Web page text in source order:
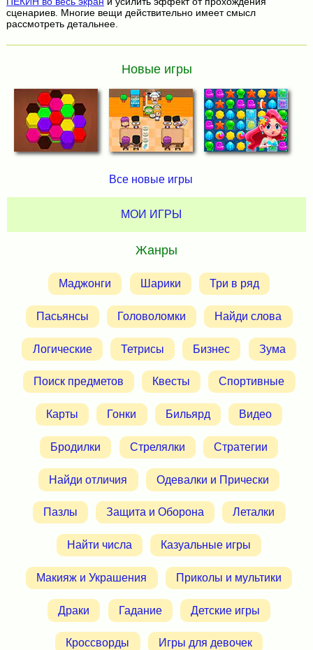
сценариев. Многие вещи действительно имеет смысл
рассмотреть детальнее.
Новые игры
Все новые игры
МОИ ИГРЫ
Жанры
Маджонги Шарики Три в ряд
Пасьянсы Головоломки Найди слова
Логические Тетрисы Бизнес Зума
Поиск предметов Квесты Спортивные
Карты Гонки Бильярд Видео
Бродилки Стрелялки Стратегии
Найди отличия Одевалки и Прически
Пазлы Защита и Оборона Леталки
Найти числа Казуальные игры
Макияж и Украшения Приколы и мультики
Драки Гадание Детские игры
Кроссворды Игры для девочек